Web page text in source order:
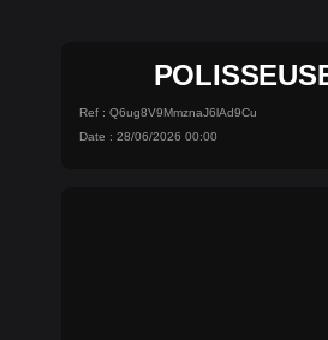
Ref : Q6ug8V9MmznaJ6lAd9Cu
Date : 28/06/2026 00:00